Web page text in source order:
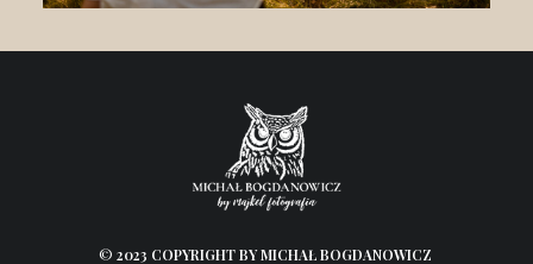
© 2023 COPYRIGHT BY MICHAŁ BOGDANOWICZ